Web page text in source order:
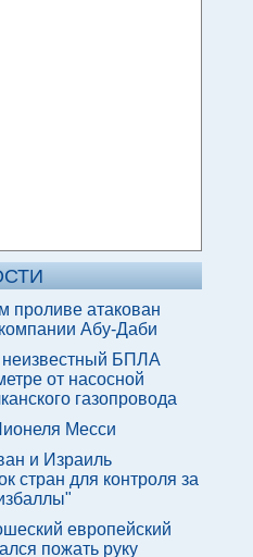
проливе атакован
Абу-Даби
неизвестный БПЛА
от насосной
газопровода
Месси
и Израиль
стран для контроля за
европейский
пожать руку